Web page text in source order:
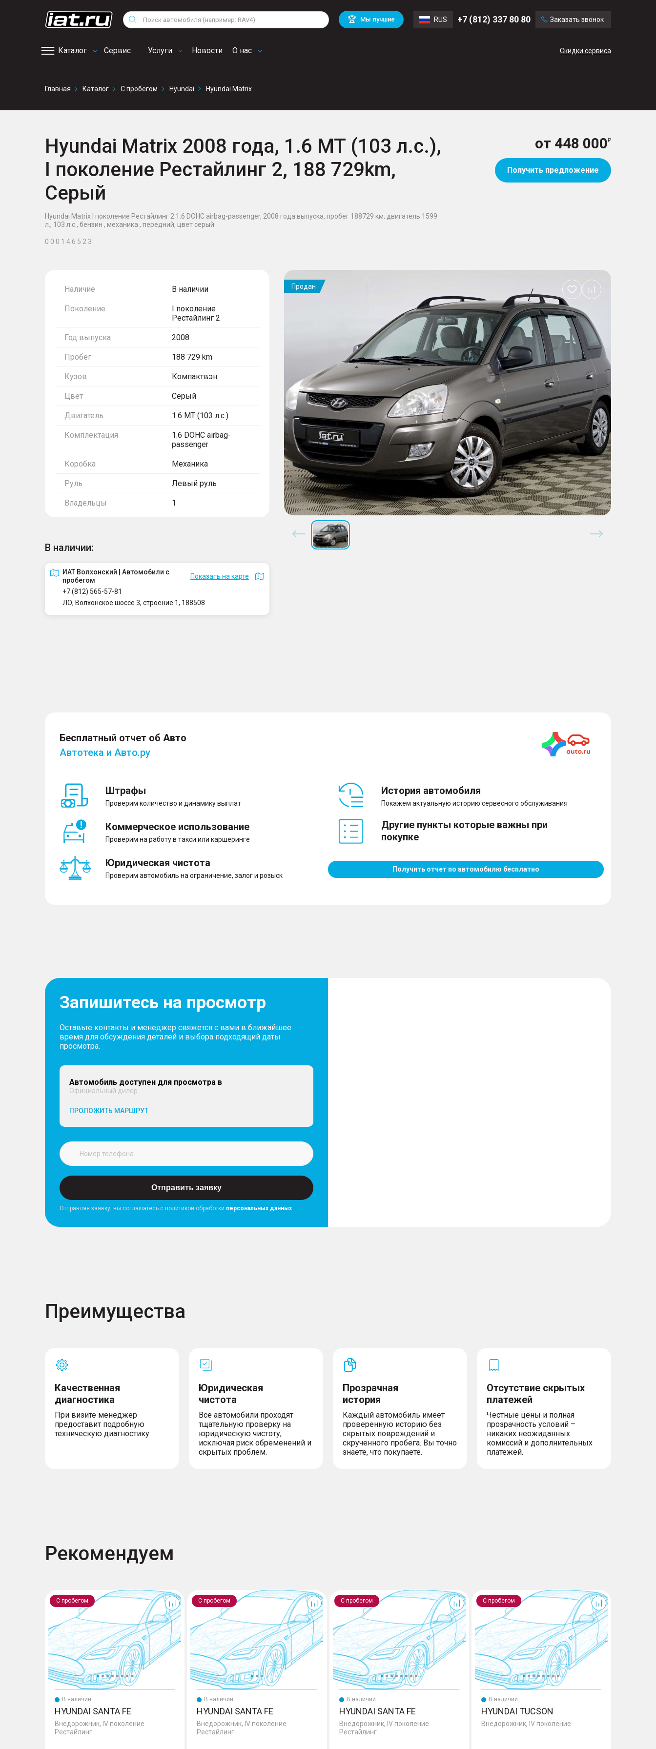
Поиск 🏆 Мы лучшие RUS +7 (812) 337 80 80 Заказать звонок
Каталог Сервис
сервис
Услуги Новости О нас Скидки сервиса
Снегоходы
Квадроциклы
Volkswagen
Mitsubishi BMW
Audi
Mercedes Benz Volvo
Главная Каталог С пробегом Hyundai Hyundai Matrix
Hyundai Matrix 2008 года, 1.6 MT (103 л.с.),
I поколение Рестайлинг 2, 188 729km,
Серый
Hyundai Matrix I поколение Рестайлинг 2 1.6 DOHC airbag-passenger, 2008 года выпуска, пробег 188729 км, двигатель 1599
л., 103 л.с., бензин , механика , передний, цвет серый
0 0 0 1 4 6 5 2 3
от 448 000
Получить предложение
Наличие В наличии
Поколение
I поколение
Рестайлинг 2
Год выпуска 2008
Пробег 188 729 km
Кузов Компактвэн
Цвет Серый
Двигатель 1.6 MT (103 л.с.)
Комплектация
1.6 DOHC airbag-
passenger
Коробка Механика
Руль Левый руль
Владельцы 1
В наличии:
ИАТ Волхонский | Автомобили с
пробегом
Показать на карте
+7 (812) 565-57-81
ЛО, Волхонское шоссе 3, строение 1, 188508
Продан
Добавить
в
избранное
Бесплатный отчет об Авто
Автотека и Авто.ру
Штрафы
Проверим количество и динамику выплат
Коммерческое использование
Проверим на работу в такси или каршеринге
Юридическая чистота
Проверим автомобиль на ограничение, залог и розыск
История автомобиля
Покажем актуальную историю сервесного обслуживания
Другие пункты которые важны при
покупке
Получить отчет по автомобилю бесплатно
Запишитесь на просмотр
Оставьте контакты и менеджер свяжется с вами в ближайшее
время для обсуждения деталей и выбора подходящий даты
просмотра.
Автомобиль доступен для просмотра в
Официальный дилер
ПРОЛОЖИТЬ МАРШРУТ
Отправить заявку
Отправляя заявку, вы соглашатесь с политикой обработки персональных данных
Преимущества
Качественная
диагностика
При визите менеджер
предоставит подробную
техническую диагностику
Юридическая
чистота
Все автомобили проходят
тщательную проверку на
юридическую чистоту,
исключая риск обременений и
скрытых проблем.
Прозрачная
история
Каждый автомобиль имеет
проверенную историю без
скрытых повреждений и
скрученного пробега. Вы точно
знаете, что покупаете.
Отсутствие скрытых
платежей
Честные цены и полная
прозрачность условий –
никаких неожиданных
комиссий и дополнительных
платежей.
Рекомендуем
С пробегом
Santa Fe
В наличии
HYUNDAI SANTA FE
Внедорожник, IV поколение
Рестайлинг
С пробегом
Santa Fe
В наличии
HYUNDAI SANTA FE
Внедорожник, IV поколение
Рестайлинг
С пробегом
Santa Fe
В наличии
HYUNDAI SANTA FE
Внедорожник, IV поколение
Рестайлинг
С пробегом
Tucson
В наличии
HYUNDAI TUCSON
Внедорожник, IV поколение